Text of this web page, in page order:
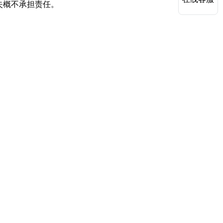
不承担责任。